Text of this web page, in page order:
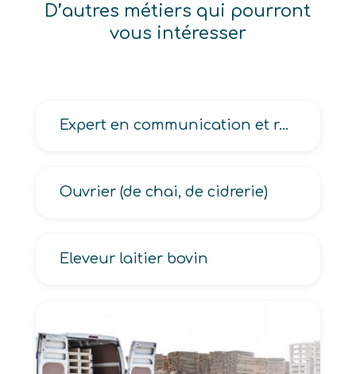
D’autres métiers qui pourront
vous intéresser
Expert en communication et réseaux, en sécurité des systèmes d’exploitation, en technologie Internet et multimédia
Ouvrier (de chai, de cidrerie)
Eleveur laitier bovin